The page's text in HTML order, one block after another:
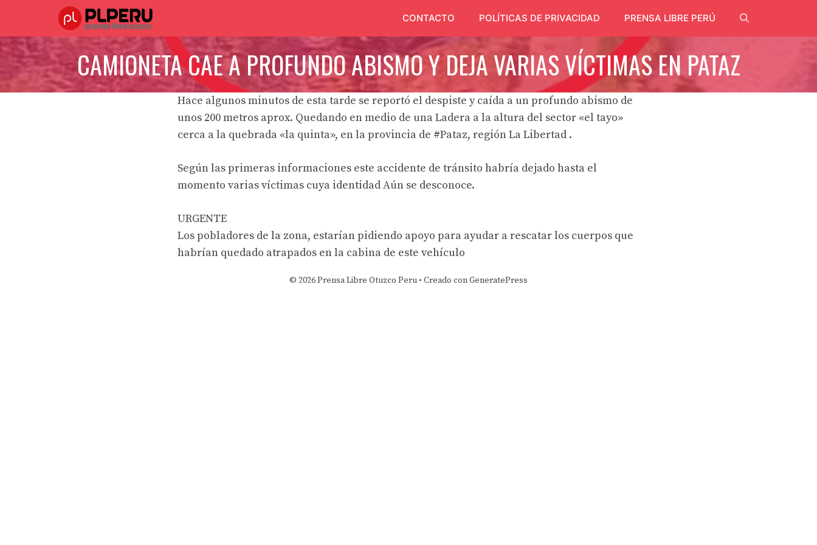
contenido
CONTACTO POLÍTICAS DE PRIVACIDAD PRENSA LIBRE PERÚ
CAMIONETA CAE A PROFUNDO ABISMO Y DEJA VARIAS VÍCTIMAS EN PATAZ
Hace algunos minutos de esta tarde se reportó el despiste y caída a un profundo abismo de
unos 200 metros aprox. Quedando en medio de una Ladera a la altura del sector «el tayo»
cerca a la quebrada «la quinta», en la provincia de #Pataz, región La Libertad .
Según las primeras informaciones este accidente de tránsito habría dejado hasta el
momento varias víctimas cuya identidad Aún se desconoce.
URGENTE
Los pobladores de la zona, estarían pidiendo apoyo para ayudar a rescatar los cuerpos que
habrían quedado atrapados en la cabina de este vehículo
© 2026 Prensa Libre Otuzco Peru • Creado conGeneratePress